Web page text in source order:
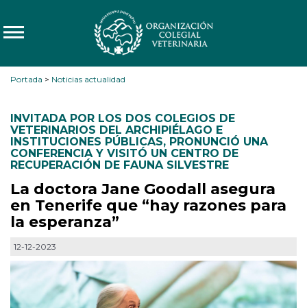
Portada > Noticias actualidad
INVITADA POR LOS DOS COLEGIOS DE
VETERINARIOS DEL ARCHIPIÉLAGO E
INSTITUCIONES PÚBLICAS, PRONUNCIÓ UNA
CONFERENCIA Y VISITÓ UN CENTRO DE
RECUPERACIÓN DE FAUNA SILVESTRE
La doctora Jane Goodall asegura
en Tenerife que “hay razones para
la esperanza”
12-12-2023